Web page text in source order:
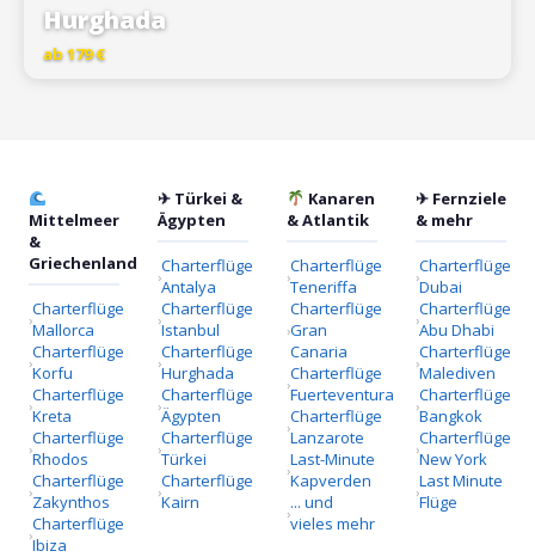
Hurghada
ab 179 €
Mittelmeer
&
Griechenland
Charterflüge
Mallorca
Charterflüge
Korfu
Charterflüge
Kreta
Charterflüge
Rhodos
Charterflüge
Zakynthos
Charterflüge
Ibiza
✈ Türkei &
Ägypten
Charterflüge
Antalya
Charterflüge
Istanbul
Charterflüge
Hurghada
Charterflüge
Ägypten
Charterflüge
Türkei
Charterflüge
Kairn
Kanaren
& Atlantik
Charterflüge
Teneriffa
Charterflüge
Gran
Canaria
Charterflüge
Fuerteventura
Charterflüge
Lanzarote
Last-Minute
Kapverden
... und
vieles mehr
✈ Fernziele
& mehr
Charterflüge
Dubai
Charterflüge
Abu Dhabi
Charterflüge
Malediven
Charterflüge
Bangkok
Charterflüge
New York
Last Minute
Flüge